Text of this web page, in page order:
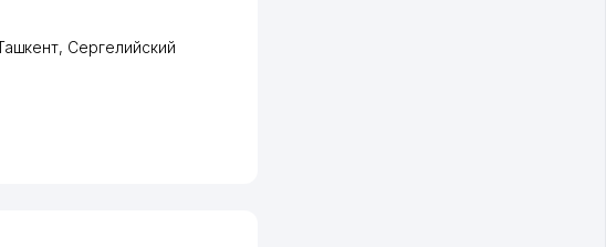
, Сергелийский